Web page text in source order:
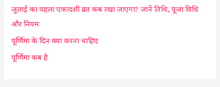
:जुलाई का पहला एकादशी व्रत कब रखा जाएगा? जानें तिथि, पूजा विधि
और नियम
पूर्णिमा के दिन क्या करना चाहिए
पूर्णिमा कब है